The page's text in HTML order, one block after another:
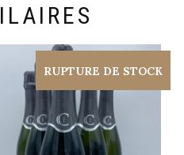
RUPTURE DE STOCK